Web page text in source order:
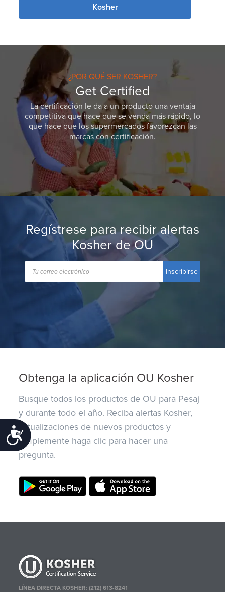
Accessibility
Kosher
¿POR QUÉ SER KOSHER?
Get Certified
La certificación le da a un producto una ventaja
competitiva que hace que se venda más rápido, lo
que hace que los supermercados favorezcan las
marcas con certificación.
Regístrese para recibir alertas
Kosher de OU
Inscribirse
Obtenga la aplicación OU Kosher
Busque todos los productos de OU para Pesaj
y durante todo el año. Reciba alertas Kosher,
actualizaciones de nuevos productos y
simplemente haga clic para hacer una
pregunta.
LÍNEA DIRECTA KOSHER: (212) 613-8241